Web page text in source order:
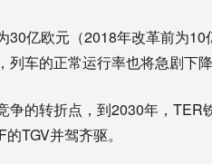
30亿欧元（2018年改革前为
列车的正常运行率也将急剧下
争的转折点，到2030年，
TGV并驾齐驱。